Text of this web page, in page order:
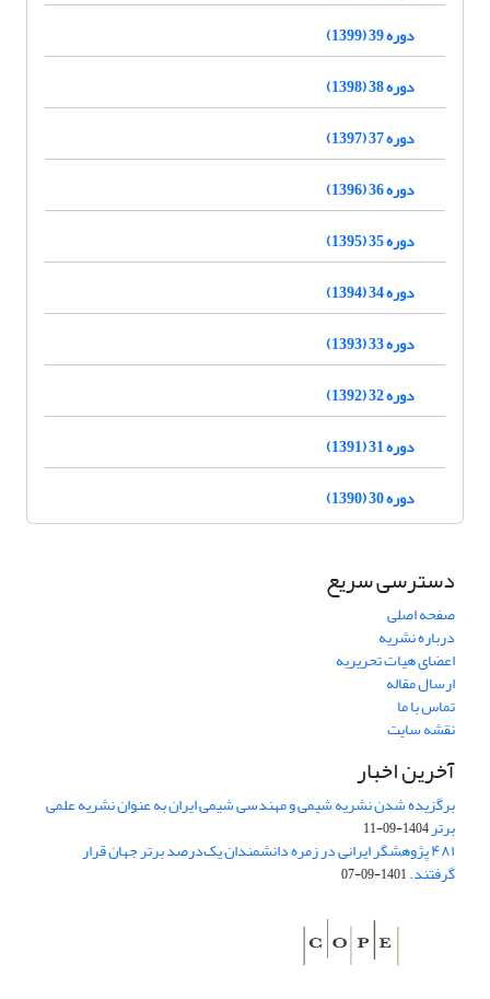
دوره 39 (1399)
دوره 38 (1398)
دوره 37 (1397)
دوره 36 (1396)
دوره 35 (1395)
دوره 34 (1394)
دوره 33 (1393)
دوره 32 (1392)
دوره 31 (1391)
دوره 30 (1390)
دسترسی سریع
صفحه اصلی
درباره نشریه
اعضای هیات تحریریه
ارسال مقاله
تماس با ما
نقشه سایت
آخرین اخبار
برگزیده شدن نشریه شیمی و مهندسی شیمی ایران به عنوان نشریه علمی
برتر1404-09-11
۴۸۱ پژوهشگر ایرانی در زمره دانشمندان یک‌درصد برتر جهان قرار
گرفتند.1401-09-07